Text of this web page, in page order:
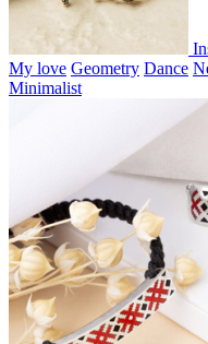
My love Geometry Dance
Minimalist